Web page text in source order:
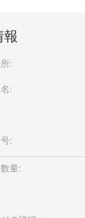
:
:
:
量: